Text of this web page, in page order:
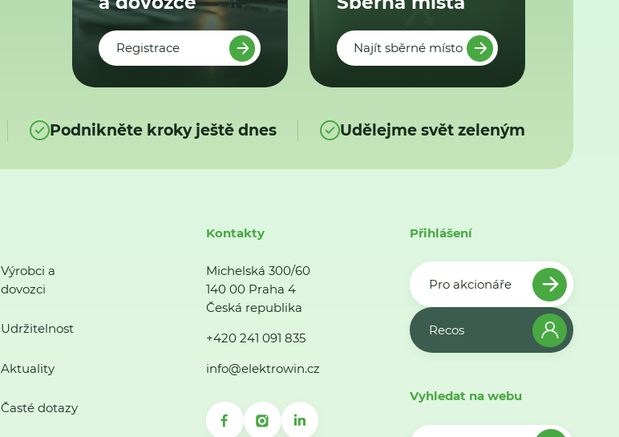
Registrace Najít sběrné místo
Podnikněte kroky ještě dnes Udělejme svět zeleným
Výrobci a
dovozci
Udržitelnost
Aktuality
Časté dotazy
Kontakty
Michelská 300/60
140 00 Praha 4
Česká republika
+420 241 091 835
info@elektrowin.cz
Přihlášení
Pro akcionáře
Recos
Vyhledat na webu